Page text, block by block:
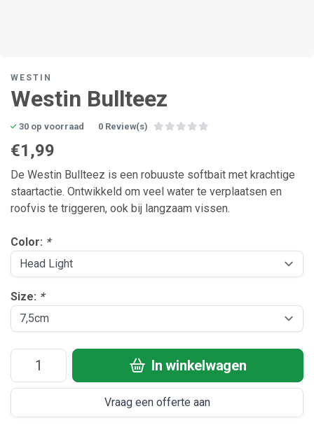
WESTIN
Westin Bullteez
30 op voorraad 0 Review(s)
€1,99
De Westin Bullteez is een robuuste softbait met krachtige
staartactie. Ontwikkeld om veel water te verplaatsen en
roofvis te triggeren, ook bij langzaam vissen.
Color: *
Size: *
In winkelwagen
Vraag een offerte aan